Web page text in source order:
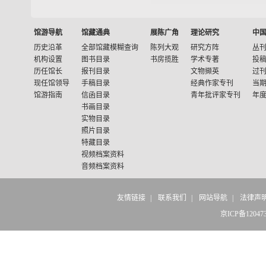
馆游导航
历史沿革
机构设置
历任馆长
现任馆领导
馆游指南
馆藏通典
全部馆藏模糊查询
图书目录
报刊目录
手稿目录
信函目录
书画目录
实物目录
照片目录
特藏目录
视频档案资料
音频档案资料
展陈广角
陈列大观
书房揽胜
理论研究
研究方阵
学术专著
文物撷英
经典作家专刊
青年批评家专刊
中
丛
投
过
当
年
友情链接 联系我们 网站导航
法律声
京ICP备